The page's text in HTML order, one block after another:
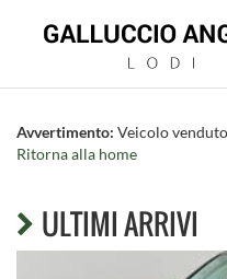
Avvertimento: Veicolo
Ritorna alla home
ULTIMI ARRIVI